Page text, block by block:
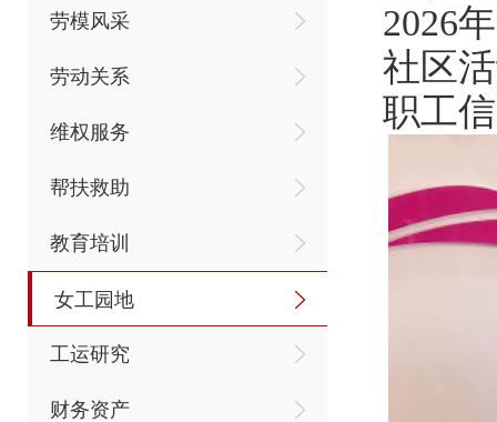
劳模风采
劳动关系
维权服务
帮扶救助
教育培训
女工园地
工运研究
财务资产
2026
社区
职工